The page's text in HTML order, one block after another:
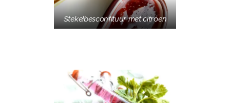
Stekelbesconfituur met citroen